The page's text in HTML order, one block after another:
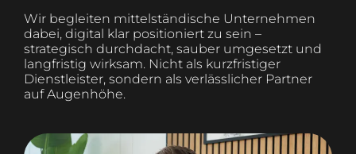
Wir begleiten mittelständische Unternehmen
dabei, digital klar positioniert zu sein –
strategisch durchdacht, sauber umgesetzt und
langfristig wirksam. Nicht als kurzfristiger
Dienstleister, sondern als verlässlicher Partner
auf Augenhöhe.